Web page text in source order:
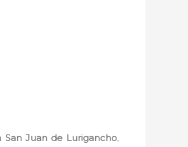
San Juan de Lurigancho,